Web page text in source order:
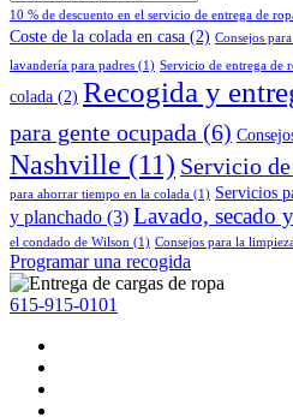
10 % de descuento en el servicio de entrega de
Coste de la colada en casa (2) Consejos
lavandería para padres (1) Servicio de entrega de
colada (2) Recogida y
para gente ocupada (6)
Nashville (11) Servicio
para ahorrar tiempo en la colada (1) Servicios
y planchado (3) Lavado, secado
el condado de Wilson (1) Consejos para la
Programar una recogida
615-915-0101